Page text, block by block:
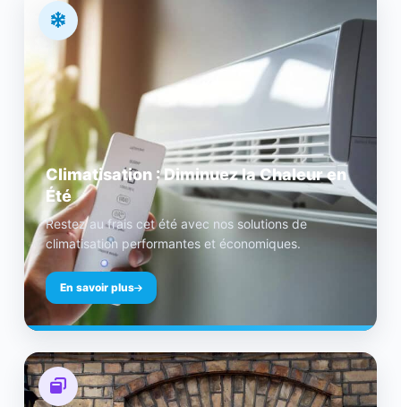
Climatisation : Diminuez la Chaleur en
Été
Restez au frais cet été avec nos solutions de
climatisation performantes et économiques.
En savoir plus